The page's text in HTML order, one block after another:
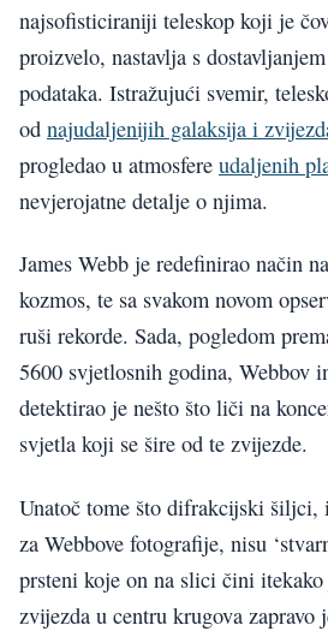
najsofisticiraniji teleskop koji je
proizvelo, nastavlja s
podataka. Istražujući svemir,
od najudaljenijih galaksija i
progledao u atmosfere udaljenih
nevjerojatne detalje o njima.
James Webb je redefinirao način
kozmos, te sa svakom novom
ruši rekorde. Sada, pogledom
5600 svjetlosnih godina, Webbov
detektirao je nešto što liči na
svjetla koji se šire od te zvijezde.
Unatoč tome što difrakcijski šiljci,
za Webbove fotografije, nisu
prsteni koje on na slici čini
zvijezda u centru krugova zapravo